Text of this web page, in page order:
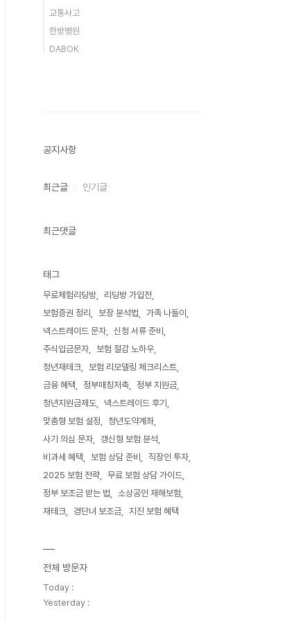
교통사고
한방병원
DABOK
공지사항
최근글 인기글
최근댓글
태그
무료체험리딩방
리딩방 가입전
보험증권 정리
보장 분석법
가족 나들이
넥스트레이드 문자
신청 서류 준비
주식입금문자
보험 절감 노하우
청년재테크
보험 리모델링 체크리스트
금융 혜택
정부매칭저축
정부 지원금
청년지원금제도
넥스트레이드 후기
맞춤형 보험 설정
청년도약계좌
사기 의심 문자
갱신형 보험 분석
비과세 혜택
보험 상담 준비
직장인 투자
2025 보험 전략
무료 보험 상담 가이드
정부 보조금 받는 법
소상공인 재해보험
재테크
경단녀 보조금 지진 보험 혜택
전체 방문자
Today :
Yesterday :